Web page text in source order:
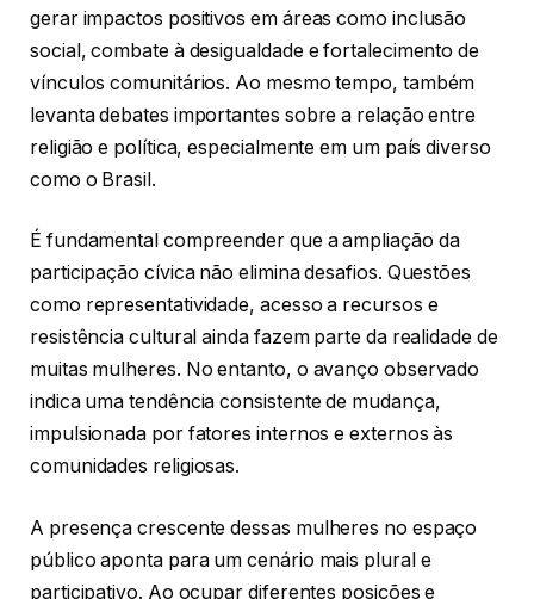
gerar impactos positivos em áreas como inclusão
social, combate à desigualdade e fortalecimento de
vínculos comunitários. Ao mesmo tempo, também
levanta debates importantes sobre a relação entre
religião e política, especialmente em um país diverso
como o Brasil.
É fundamental compreender que a ampliação da
participação cívica não elimina desafios. Questões
como representatividade, acesso a recursos e
resistência cultural ainda fazem parte da realidade de
muitas mulheres. No entanto, o avanço observado
indica uma tendência consistente de mudança,
impulsionada por fatores internos e externos às
comunidades religiosas.
A presença crescente dessas mulheres no espaço
público aponta para um cenário mais plural e
participativo. Ao ocupar diferentes posições e